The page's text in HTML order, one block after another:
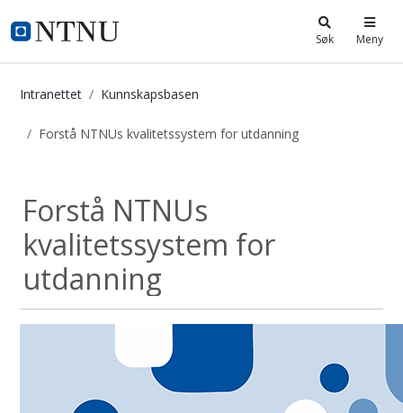
i.ntnu.no Søk Meny
Intranettet Kunnskapsbasen
Forstå NTNUs kvalitetssystem for utdanning
Forstå NTNUs
kvalitetssystem for
utdanning